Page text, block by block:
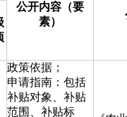
公开内容（要
素）
政策依据；
申请指南：包括
补贴对象、补贴
范围、补贴标